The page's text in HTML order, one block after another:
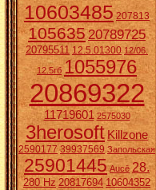
10603485 207813
10563520789725
20795511 12.5.01300 12/06.
12.5гб 1055976
20869322
11719601 2575030
3herosoft Killzone
2590177 39937569 Запольская
25901445 Aucē 28.
280 Hz 20817694 10604352